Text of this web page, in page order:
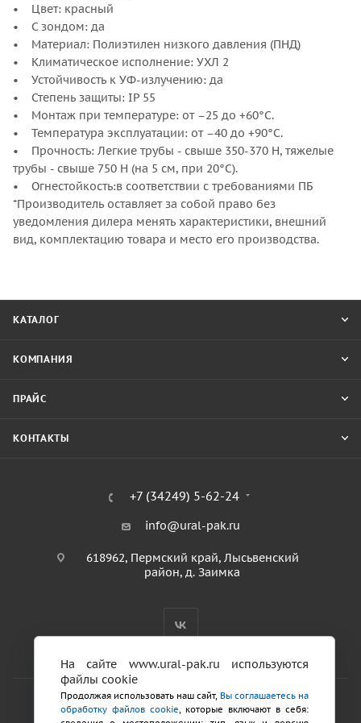
• Цвет: красный
• С зондом: да
• Материал: Полиэтилен низкого давления (ПНД)
• Климатическое исполнение: УХЛ 2
• Устойчивость к УФ-излучению: да
• Степень защиты: IP 55
• Монтаж при температуре: от –25 до +60°С.
• Температура эксплуатации: от –40 до +90°С.
• Прочность: Легкие трубы - свыше 350-370 Н, тяжелые
трубы - свыше 750 Н (на 5 см, при 20°С).
• Огнестойкость:в соответствии с требованиями ПБ
*Производитель оставляет за собой право без
уведомления дилера менять характеристики, внешний
вид, комплектацию товара и место его производства.
КАТАЛОГ
КОМПАНИЯ
ПРАЙС
КОНТАКТЫ
+7 (34249) 5-62-24
info@ural-pak.ru
618962, Пермский край, Лысьвенский
район, д. Заимка
2026 © ООО «ТД Урал ПАК»
На сайте www.ural-pak.ru используются
файлы cookie
Продолжая использовать наш сайт, Вы соглашаетесь на
обработку файлов cookie , которые включают в себя: